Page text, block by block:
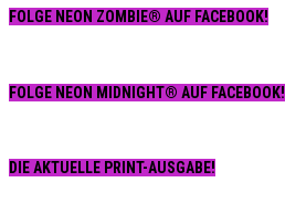
FOLGE NEON ZOMBIE® AUF FACEBOOK!
FOLGE NEON MIDNIGHT® AUF FACEBOOK!
DIE AKTUELLE PRINT-AUSGABE!